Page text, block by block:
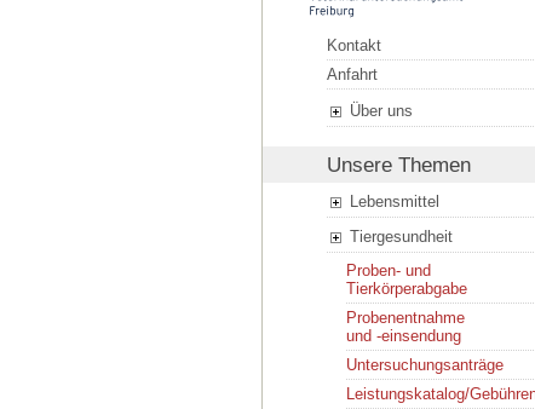
Kontakt
Anfahrt
Über uns
Unsere Themen
Lebensmittel
Tiergesundheit
Proben- und
Tierkörperabgabe
Probenentnahme
und -einsendung
Untersuchungsanträge
Leistungskatalog/